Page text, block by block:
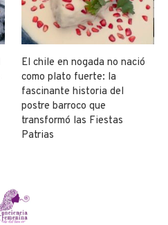
El chile en nogada no nació
como plato fuerte: la
fascinante historia del
postre barroco que
transformó las Fiestas
Patrias